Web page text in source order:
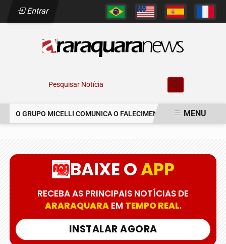
Entrar
Pesquisar Notícia
O GRUPO MICELLI COMUNICA O FALECIMENTO DO SR. MARCELO
MENU
BAIXE OAPP
RECEBA AS PRINCIPAIS NOTÍCIAS DE
ARARAQUARAEM TEMPO REAL.
INSTALAR AGORA